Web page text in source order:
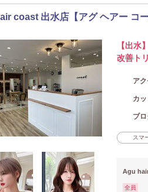
coast 出水店【アグ ヘアー コー
【出
改善ト
ア
カッ
ブ
スマ
Agu
全員